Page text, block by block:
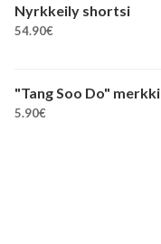
Nyrkkeily shortsi
54.90€
"Tang Soo Do" merkki
5.90€